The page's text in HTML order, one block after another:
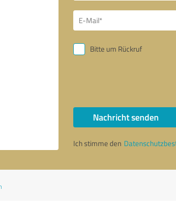
Bitte um Rückruf
Nachricht senden
Ich stimme den